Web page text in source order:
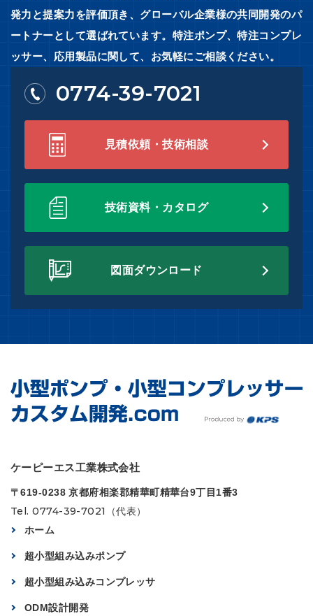
発力と提案力を評価頂き、グローバル企業様の共同開発のパ
ートナーとして選ばれています。特注ポンプ、特注コンプレ
ッサー、応用製品に関して、お気軽にご相談ください。
0774-39-7021
見積依頼・技術相談
技術資料・カタログ
図面ダウンロード
ケーピーエス工業株式会社
〒619-0238 京都府相楽郡精華町精華台9丁目1番3
Tel. 0774-39-7021（代表）
ホーム
超小型組み込みポンプ
超小型組み込みコンプレッサ
ODM設計開発